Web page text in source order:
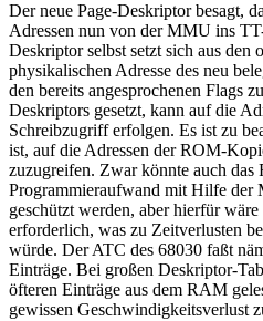
Der neue Page-Deskriptor besagt,
Adressen nun von der MMU ins
Deskriptor selbst setzt sich aus den
physikalischen Adresse des neu
den bereits angesprochenen Flags
Deskriptors gesetzt, kann auf die
Schreibzugriff erfolgen. Es ist zu
ist, auf die Adressen der ROM-
zuzugreifen. Zwar könnte auch
Programmieraufwand mit Hilfe der
geschützt werden, aber hierfür
erforderlich, was zu Zeitverlusten
würde. Der ATC des 68030 faßt
Einträge. Bei großen Deskriptor-
öfteren Einträge aus dem RAM
gewissen Geschwindigkeitsverlust